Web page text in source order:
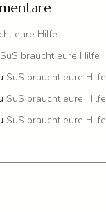
eure Hilfe
SuS braucht eure Hilfe
SuS braucht eure Hilfe
SuS braucht eure Hilfe
SuS braucht eure Hilfe